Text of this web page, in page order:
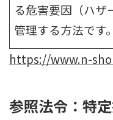
る危害要因（ハザ
管理する方法です。
https://www.n-
参照法令：特